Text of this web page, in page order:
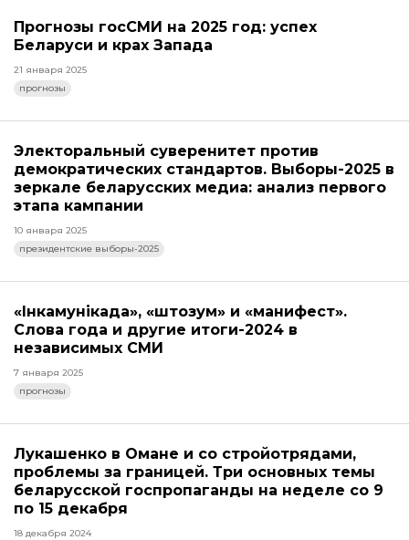
Прогнозы госСМИ на 2025 год: успех
Беларуси и крах Запада
21 января 2025
прогнозы
Электоральный суверенитет против
демократических стандартов. Выборы-2025 в
зеркале беларусских медиа: анализ первого
этапа кампании
10 января 2025
президентские выборы-2025
«Інкамунікада», «штозум» и «манифест».
Слова года и другие итоги-2024 в
независимых СМИ
7 января 2025
прогнозы
Лукашенко в Омане и со стройотрядами,
проблемы за границей. Три основных темы
беларусской госпропаганды на неделе со 9
по 15 декабря
18 декабря 2024